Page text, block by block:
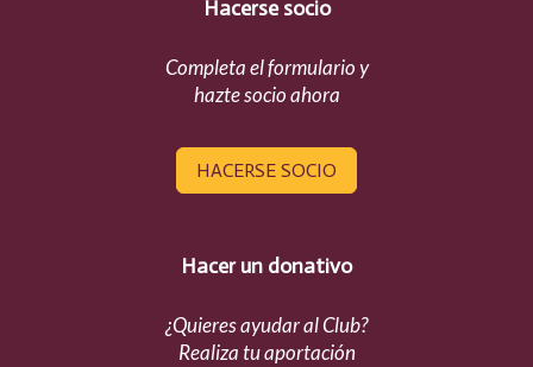
Hacerse socio
Completa el formulario y
hazte socio ahora
HACERSE SOCIO
Hacer un donativo
¿Quieres ayudar al Club?
Realiza tu aportación